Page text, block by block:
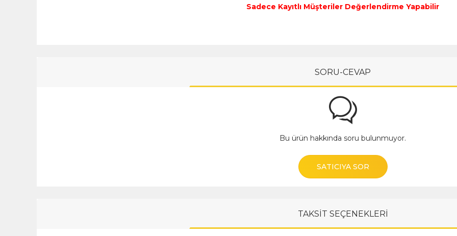
Sadece Kayıtlı Müşteriler Değerlendirme Yapabilir
SORU-CEVAP
Bu ürün hakkında soru bulunmuyor.
SATICIYA SOR
TAKSİT SEÇENEKLERİ